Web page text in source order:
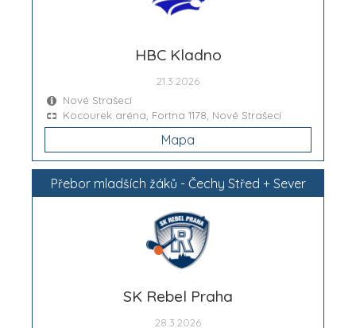
HBC Kladno
21.3.2026
Nové Strašecí
Kocourek aréna, Fortna 1178, Nové Strašecí
Mapa
Přebor mladších žáků - Čechy Střed + Sever
SK Rebel Praha
28.3.2026